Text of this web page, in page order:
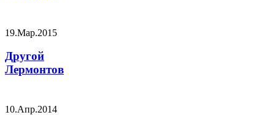
19.Мар.2015
Другой
Лермонтов
10.Апр.2014